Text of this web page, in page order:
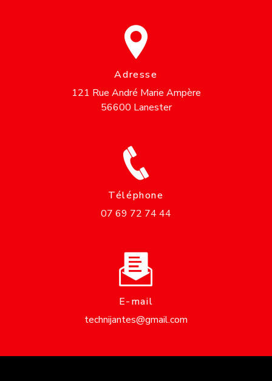
Adresse
121 Rue André Marie Ampère
56600 Lanester
Téléphone
07 69 72 74 44
E-mail
technijantes@gmail.com